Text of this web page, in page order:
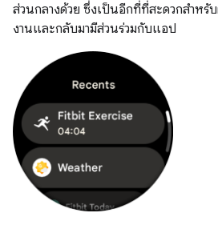
ส่วนกลางด้วย ซึ่งเป็นอีกที่ที่สะดวกสำหรั
งานและกลับมามีส่วนร่วมกับแอป